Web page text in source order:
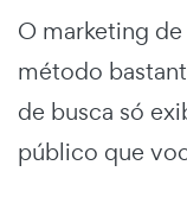
O marketing
método
de busca só
público que